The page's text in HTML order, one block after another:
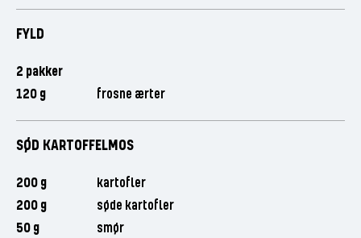
FYLD
2 pakker
120 g
frosne ærter
SØD KARTOFFELMOS
200 g
kartofler
200 g
søde kartofler
50 g
smør